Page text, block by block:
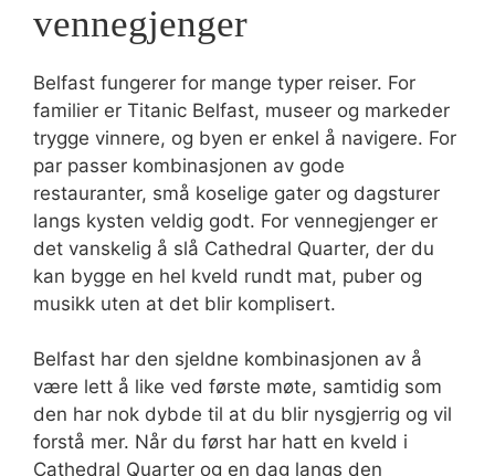
vennegjenger
Belfast fungerer for mange typer reiser. For
familier er Titanic Belfast, museer og markeder
trygge vinnere, og byen er enkel å navigere. For
par passer kombinasjonen av gode
restauranter, små koselige gater og dagsturer
langs kysten veldig godt. For vennegjenger er
det vanskelig å slå Cathedral Quarter, der du
kan bygge en hel kveld rundt mat, puber og
musikk uten at det blir komplisert.
Belfast har den sjeldne kombinasjonen av å
være lett å like ved første møte, samtidig som
den har nok dybde til at du blir nysgjerrig og vil
forstå mer. Når du først har hatt en kveld i
Cathedral Quarter og en dag langs den